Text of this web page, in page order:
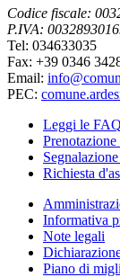
Codice fiscale:
P.IVA:
Tel: 034633035
Fax: +39 0346
Email:
PEC:
Leggi le FAQ
Richiesta
Informativa
Note legali
Piano di